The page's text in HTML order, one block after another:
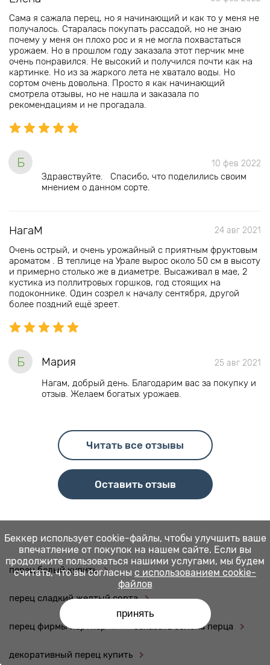
Сама я сажала перец, но я начинающий и как то у меня не
получалось. Старалась покупать рассадой, но не знаю
почему у меня он плохо рос и я не могла похвастаться
урожаем. Но в прошлом году заказала этот перчик мне
очень понравился. Не высокий и получился почти как на
картинке. Но из за жаркого лета не хватало воды. Но
сортом очень довольна. Просто я как начинающий
смотрела отзывы, но не нашла и заказала по
рекомендациям и не прогадала.
Б 10 фев 2022
Здравствуйте. Спасибо, что поделились своим
мнением о данном сорте.
НагаМ 24 авг 2021
Очень острый, и очень урожайный с приятным фруктовым
ароматом . В теплице на Урале вырос около 50 см в высоту
и примерно столько же в диаметре. Высаживал в мае, 2
кустика из поллитровых горшков, год стоящих на
подоконнике. Один созрел к началу сентября, другой
более поздний ещё зреет.
Б Мария 25 авг 2021
Нагам, добрый день. Благодарим вас за покупку и
отзыв. Желаем богатых урожаев.
Читать все отзывы
Оставить отзыв
перец белый купить
перец сладкий желтый сорта
перец фирмы партнер заказать семена перца
декоративный перец купить
Беккер использует cookie-файлы, чтобы улучшить ваше
впечатление от покупок на нашем сайте. Если вы
продолжите пользоваться нашими услугами, мы будем
считать, что вы согласны с использованием cookie-
файлов
принять